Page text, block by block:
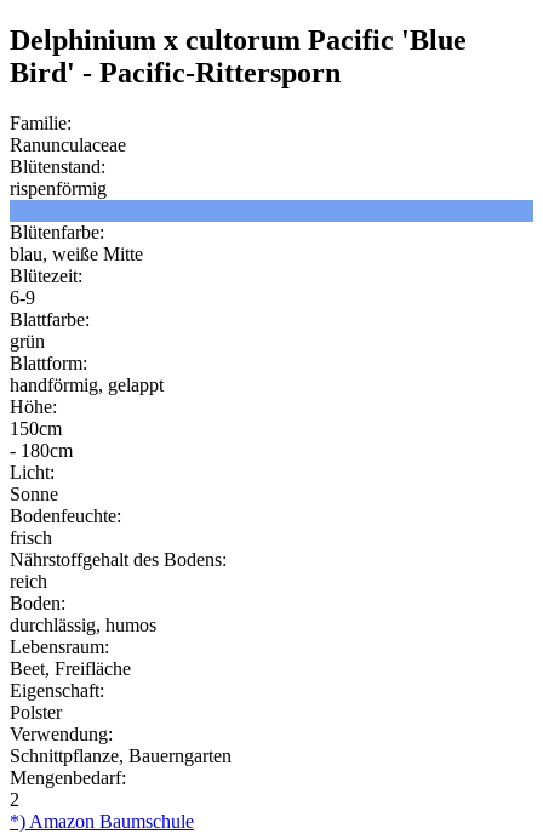
Delphinium x cultorum Pacific 'Blue
Bird' - Pacific-Rittersporn
Familie:
Ranunculaceae
Blütenstand:
rispenförmig
Blütenfarbe:
blau, weiße Mitte
Blütezeit:
6-9
Blattfarbe:
grün
Blattform:
handförmig, gelappt
Höhe:
150cm
- 180cm
Licht:
Sonne
Bodenfeuchte:
frisch
Nährstoffgehalt des Bodens:
reich
Boden:
durchlässig, humos
Lebensraum:
Beet, Freifläche
Eigenschaft:
Polster
Verwendung:
Schnittpflanze, Bauerngarten
Mengenbedarf:
2
*) Amazon Baumschule